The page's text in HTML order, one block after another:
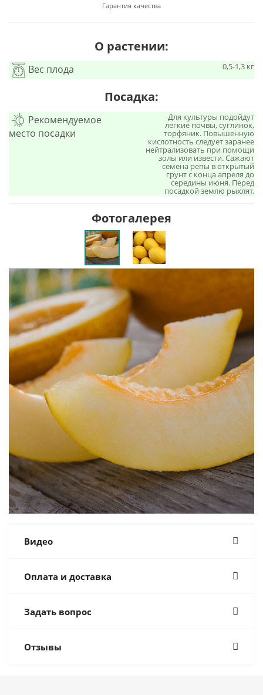
Гарантия качества
О растении:
Вес плода 0,5-1,3 кг
Посадка:
Рекомендуемое
место посадки
Для культуры подойдут
легкие почвы, суглинок,
торфяник. Повышенную
кислотность следует заранее
нейтрализовать при помощи
золы или извести. Сажают
семена репы в открытый
грунт с конца апреля до
середины июня. Перед
посадкой землю рыхлят.
Фотогалерея
Видео
Оплата и доставка
Задать вопрос
Отзывы